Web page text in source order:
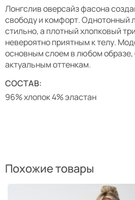
Лонгслив оверсайз фасона
свободу и комфорт. Однотонный
стильно, а плотный хлопковый
невероятно приятным к телу.
основным слоем в любом образе,
актуальным оттенкам.
СОСТАВ:
96% хлопок 4% эластан
Похожие товары